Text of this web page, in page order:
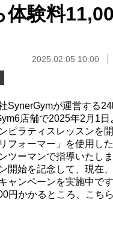
体験料
2025.02.05 10:00
SynerGymが運営する
店舗で2025年2月1日
ピラティスレッスンを
フォーマー」を使用し
ツーマンで指導いたし
開始を記念して、現在
ャンペーンを実施中で
円かかるところ、こち